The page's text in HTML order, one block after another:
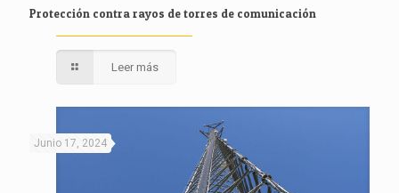
Protección contra rayos de torres de comunicación
Leer más
Junio 17, 2024